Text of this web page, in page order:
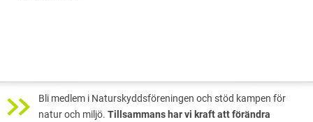
Bli medlem i Naturskyddsföreningen och stöd kampen för
natur och miljö. Tillsammans har vi kraft att förändra